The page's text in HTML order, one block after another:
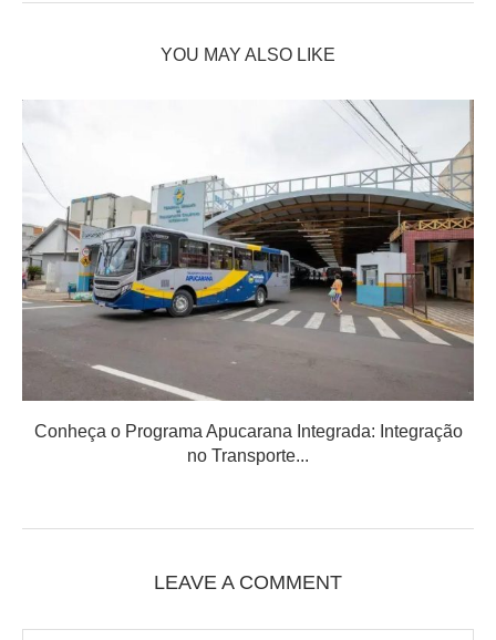
YOU MAY ALSO LIKE
Conheça o Programa Apucarana Integrada: Integração
no Transporte...
LEAVE A COMMENT